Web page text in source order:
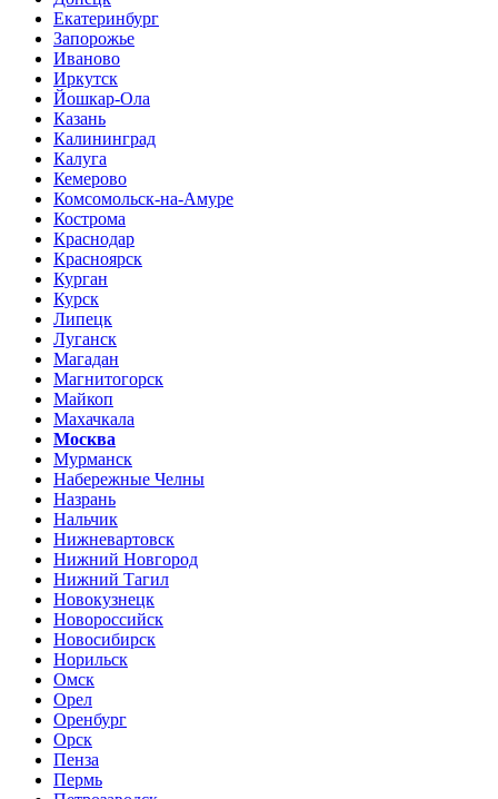
Екатеринбург
Запорожье
Иваново
Иркутск
Йошкар-Ола
Казань
Калининград
Калуга
Кемерово
Комсомольск-на-Амуре
Кострома
Краснодар
Красноярск
Курган
Курск
Липецк
Луганск
Магадан
Магнитогорск
Майкоп
Махачкала
Москва
Мурманск
Набережные Челны
Назрань
Нальчик
Нижневартовск
Нижний Новгород
Нижний Тагил
Новокузнецк
Новороссийск
Новосибирск
Норильск
Омск
Орел
Оренбург
Орск
Пенза
Пермь